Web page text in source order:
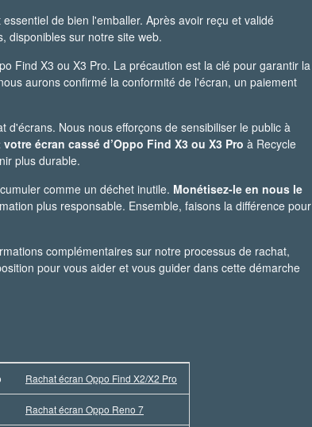
de bien l'emballer. Après avoir reçu et validé
disponibles sur notre site web.
Find X3 ou X3 Pro. La précaution est la clé pour garantir la
aurons confirmé la conformité de l'écran, un paiement
d'écrans. Nous nous efforçons de sensibiliser le public à
écran cassé d’Oppo Find X3 ou X3 Pro à Recycle
plus durable.
comme un déchet inutile. Monétisez-le en nous le
plus responsable. Ensemble, faisons la différence pour
complémentaires sur notre processus de rachat,
pour vous aider et vous guider dans cette démarche
Rachat écran Oppo Find X2/X2 Pro
Rachat écran Oppo Reno 7